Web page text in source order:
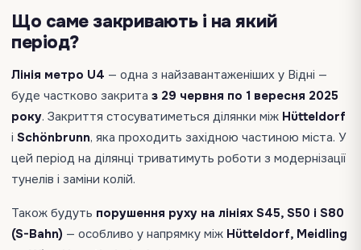
Що саме закривають і на який
період?
Лінія метро U4 — одна з найзавантаженіших у Відні —
буде частково закрита з 29 червня по 1 вересня 2025
року. Закриття стосуватиметься ділянки між Hütteldorf
і Schönbrunn, яка проходить західною частиною міста. У
цей період на ділянці триватимуть роботи з модернізації
тунелів і заміни колій.
Також будуть порушення руху на лініях S45, S50 і S80
(S-Bahn) — особливо у напрямку між Hütteldorf, Meidling